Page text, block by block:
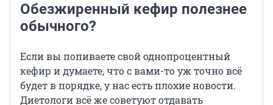
Обезжиренный кефир полезнее
обычного?
Если вы попиваете свой однопроцентный
кефир и думаете, что с вами-то уж точно всё
будет в порядке, у нас есть плохие новости.
Диетологи всё же советуют отдавать